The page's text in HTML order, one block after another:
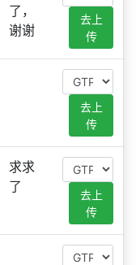
了，
谢谢
去上
传
去上
传
求求
了
去上
传